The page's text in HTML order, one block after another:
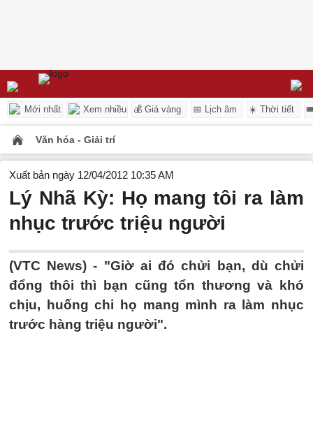
Mới nhất Xem nhiều 💰 Giá vàng 📅 Lịch âm ☀️ Thời tiết
Văn hóa - Giải trí
Xuất bản ngày 12/04/2012 10:35 AM
Lý Nhã Kỳ: Họ mang tôi ra làm
nhục trước triệu người
(VTC News) - "Giờ ai đó chửi bạn, dù chửi
đổng thôi thì bạn cũng tổn thương và khó
chịu, huống chi họ mang mình ra làm nhục
trước hàng triệu người".